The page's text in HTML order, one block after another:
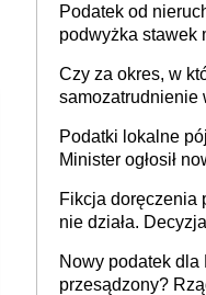
Podatek od
podwyżka stawek
budynków i lokali
prowadzeniem
Czy za okres, w
samozatrudnienie
umowy
racjonalnym
Podatki lokalne
Minister ogłosił
Fikcja doręczenia
nie działa.
Nowy podatek dla
przesądzony?